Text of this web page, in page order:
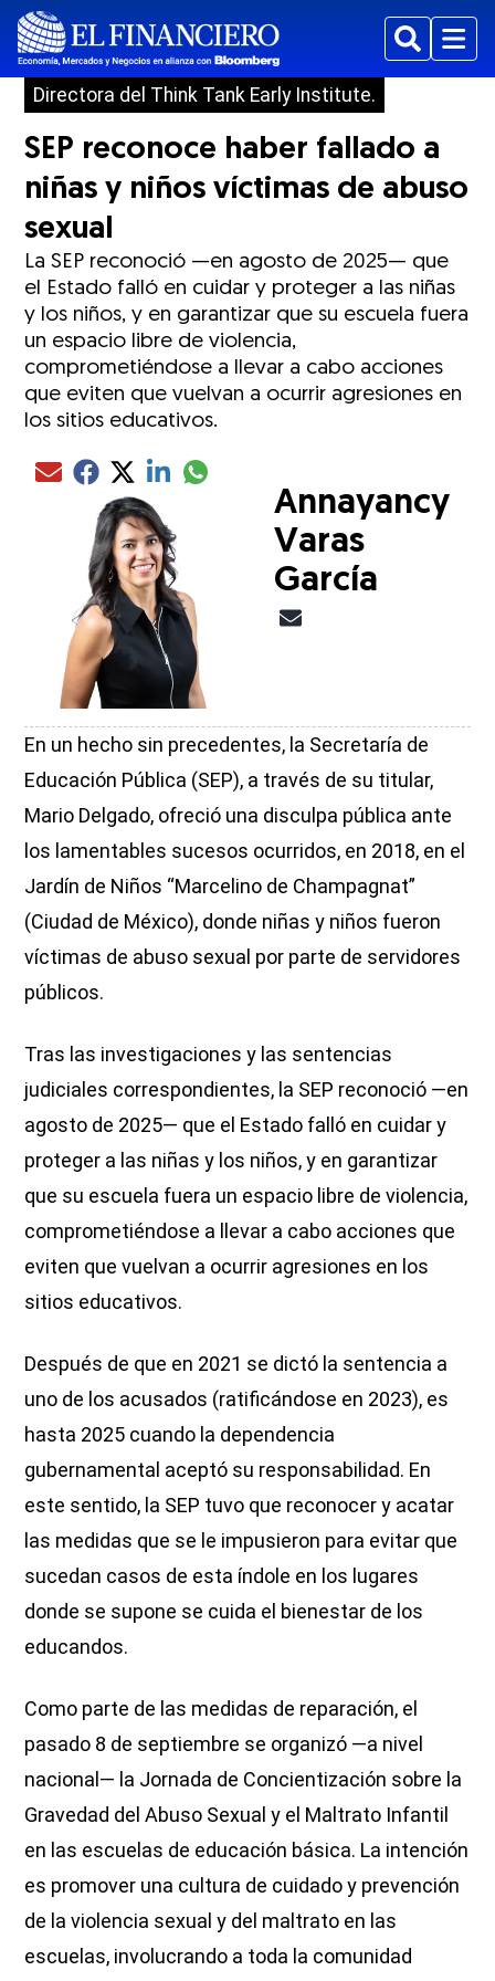
BuscarMenu
Directora del Think Tank Early Institute.
SEP reconoce haber fallado a
niñas y niños víctimas de abuso
sexual
La SEP reconoció —en agosto de 2025— que
el Estado falló en cuidar y proteger a las niñas
y los niños, y en garantizar que su escuela fuera
un espacio libre de violencia,
comprometiéndose a llevar a cabo acciones
que eviten que vuelvan a ocurrir agresiones en
los sitios educativos.
Compartir el artículo actual mediante Email
Compartir el artículo actual mediante Facebook
Compartir el artículo actual mediante Twitter
Compartir el artículo actual mediante LinkedIn
Compartir el artículo actual mediante
Annayancy
Varas
García
En un hecho sin precedentes, la Secretaría de
Educación Pública (SEP), a través de su titular,
Mario Delgado, ofreció una disculpa pública ante
los lamentables sucesos ocurridos, en 2018, en el
Jardín de Niños “Marcelino de Champagnat”
(Ciudad de México), donde niñas y niños fueron
víctimas de abuso sexual por parte de servidores
públicos.
Tras las investigaciones y las sentencias
judiciales correspondientes, la SEP reconoció —en
agosto de 2025— que el Estado falló en cuidar y
proteger a las niñas y los niños, y en garantizar
que su escuela fuera un espacio libre de violencia,
comprometiéndose a llevar a cabo acciones que
eviten que vuelvan a ocurrir agresiones en los
sitios educativos.
Después de que en 2021 se dictó la sentencia a
uno de los acusados (ratificándose en 2023), es
hasta 2025 cuando la dependencia
gubernamental aceptó su responsabilidad. En
este sentido, la SEP tuvo que reconocer y acatar
las medidas que se le impusieron para evitar que
sucedan casos de esta índole en los lugares
donde se supone se cuida el bienestar de los
educandos.
Como parte de las medidas de reparación, el
pasado 8 de septiembre se organizó —a nivel
nacional— la Jornada de Concientización sobre la
Gravedad del Abuso Sexual y el Maltrato Infantil
en las escuelas de educación básica. La intención
es promover una cultura de cuidado y prevención
de la violencia sexual y del maltrato en las
escuelas, involucrando a toda la comunidad